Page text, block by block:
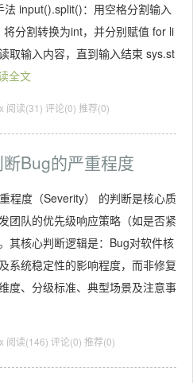
input().split()：用空格分割输入
分割转换为int，并分别赋值 for li
取输入内容，直到输入结束 sys.st
全文
阅读(31) 评论(0) 推荐(0)
断Bug的严重程度
程度（Severity） 的判断是核心质
团队的优先级响应策略（如是否紧
其核心判断逻辑是：Bug对软件核
系统稳定性的影响程度，而非修复
度、分级标准、典型场景及注意事
阅读(146) 评论(0) 推荐(0)